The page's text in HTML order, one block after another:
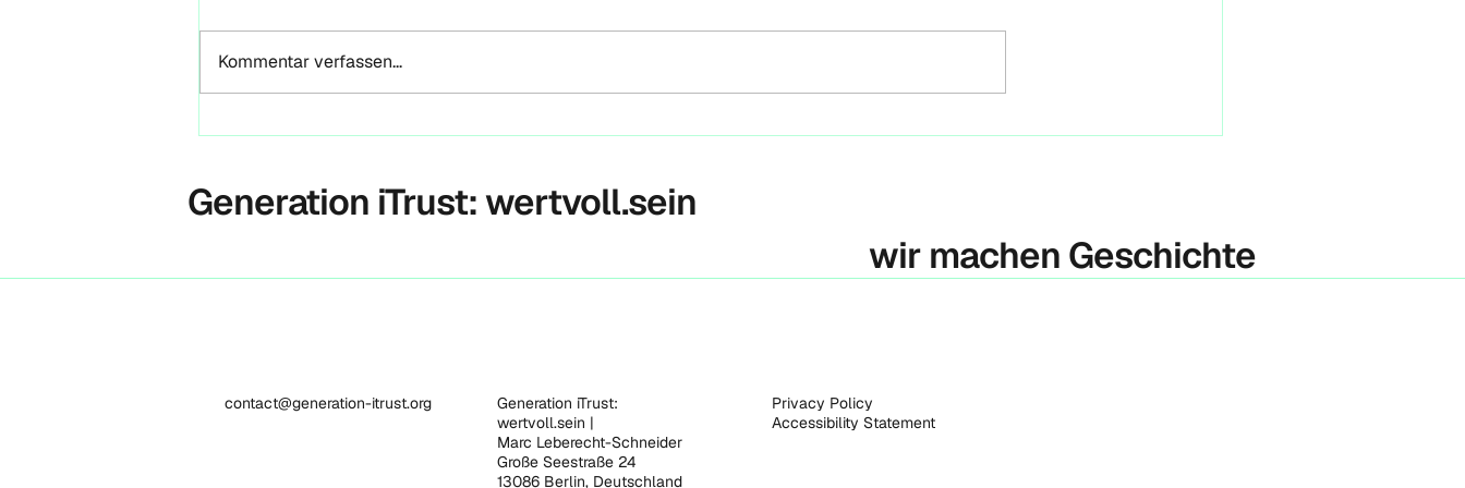
Orientierungsrahmen für Futures
Literacy und Entrepreneurial Life
Volksinitiative #Berlin2030
Kommentar verfassen...
Generation iTrust: wertvoll.sein
wir machen Geschichte
contact@generation-itrust.org
Generation iTrust:
wertvoll.sein |
Marc Leberecht-Schneider
Große Seestraße 24
13086 Berlin, Deutschland
Privacy Policy
Accessibility Statement